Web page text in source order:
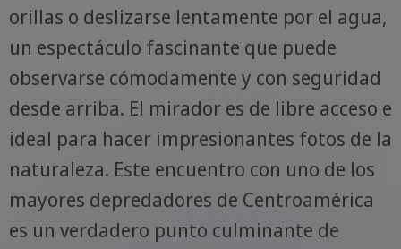
orillas o deslizarse lentamente por el agua,
un espectáculo fascinante que puede
observarse cómodamente y con seguridad
desde arriba. El mirador es de libre acceso e
ideal para hacer impresionantes fotos de la
naturaleza. Este encuentro con uno de los
mayores depredadores de Centroamérica
es un verdadero punto culminante de